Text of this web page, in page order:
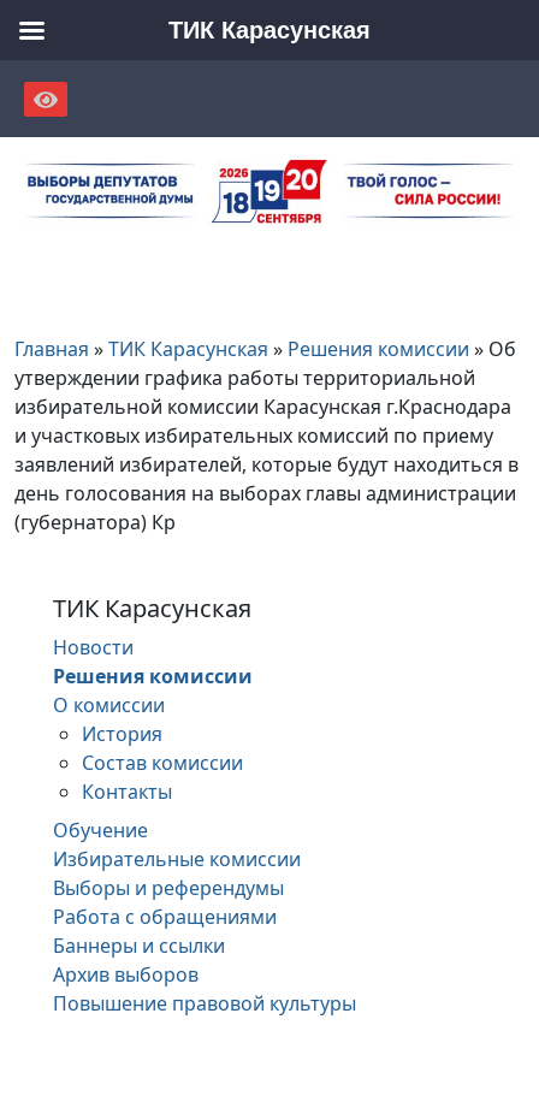
content
Главная »ТИК Карасунская » Решения комиссии » Об
утверждении графика работы территориальной
избирательной комиссии Карасунская г.Краснодара
и участковых избирательных комиссий по приему
заявлений избирателей, которые будут находиться в
день голосования на выборах главы администрации
(губернатора) Кр
ТИК Карасунская
Новости
Решения комиссии
О комиссии
История
Состав комиссии
Контакты
Обучение
Избирательные комиссии
Выборы и референдумы
Работа с обращениями
Баннеры и ссылки
Архив выборов
Повышение правовой культуры
ТИК Карасунская